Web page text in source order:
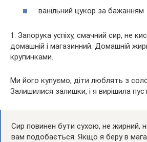
ванільний цукор за бажанням
1. Запорука успіху, смачний сир, не
домашній і магазинний. Домашній
крупинками.
Ми його купуємо, діти люблять з
Залишилися залишки, і я вирішила
Сир повинен бути сухою, не жирний,
вам подобається. Якщо я беру в